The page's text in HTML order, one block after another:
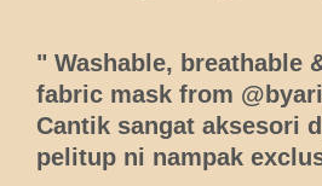
" Washable, breathable
fabric mask from
Cantik sangat aksesori
pelitup ni nampak